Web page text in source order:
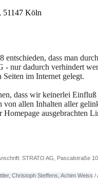
51147 Köln
dass man
nur dadurch verhindert
Seiten im Internet gelegt.
dass wir keinerlei
allen Inhalten aller
ausgebrachten
STRATO AG, Pascalstraße
Christoph Steffens, Achim Weiss /